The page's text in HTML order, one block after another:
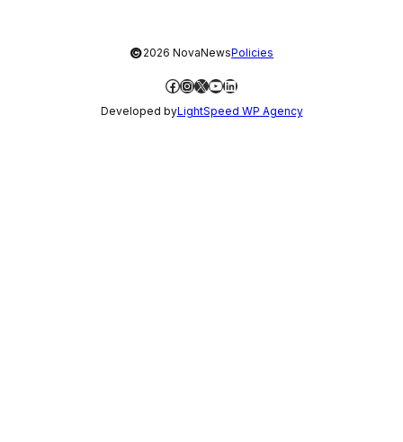
©2026 NovaNewsPolicies
Facebook
Instagram
X YouTube
LinkedIn
Developed byLightSpeed WP Agency